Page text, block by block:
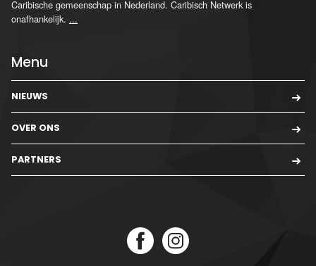
Caribische gemeenschap in Nederland. Caribisch Netwerk is
onafhankelijk. ...
Menu
NIEUWS
OVER ONS
PARTNERS